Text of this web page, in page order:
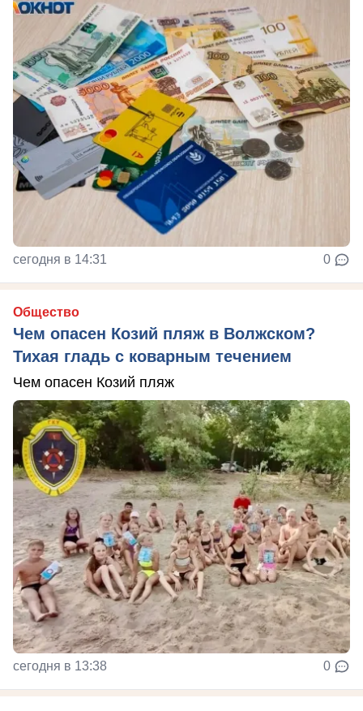
сегодня в 14:31 0
Общество
Чем опасен Козий пляж в Волжском?
Тихая гладь с коварным течением
Чем опасен Козий пляж
сегодня в 13:38 0